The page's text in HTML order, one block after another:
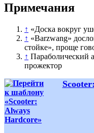
Примечания
↑ «Доска вокруг
↑ «Barzwang»
стойке», проще
↑ Параболический
прожектор